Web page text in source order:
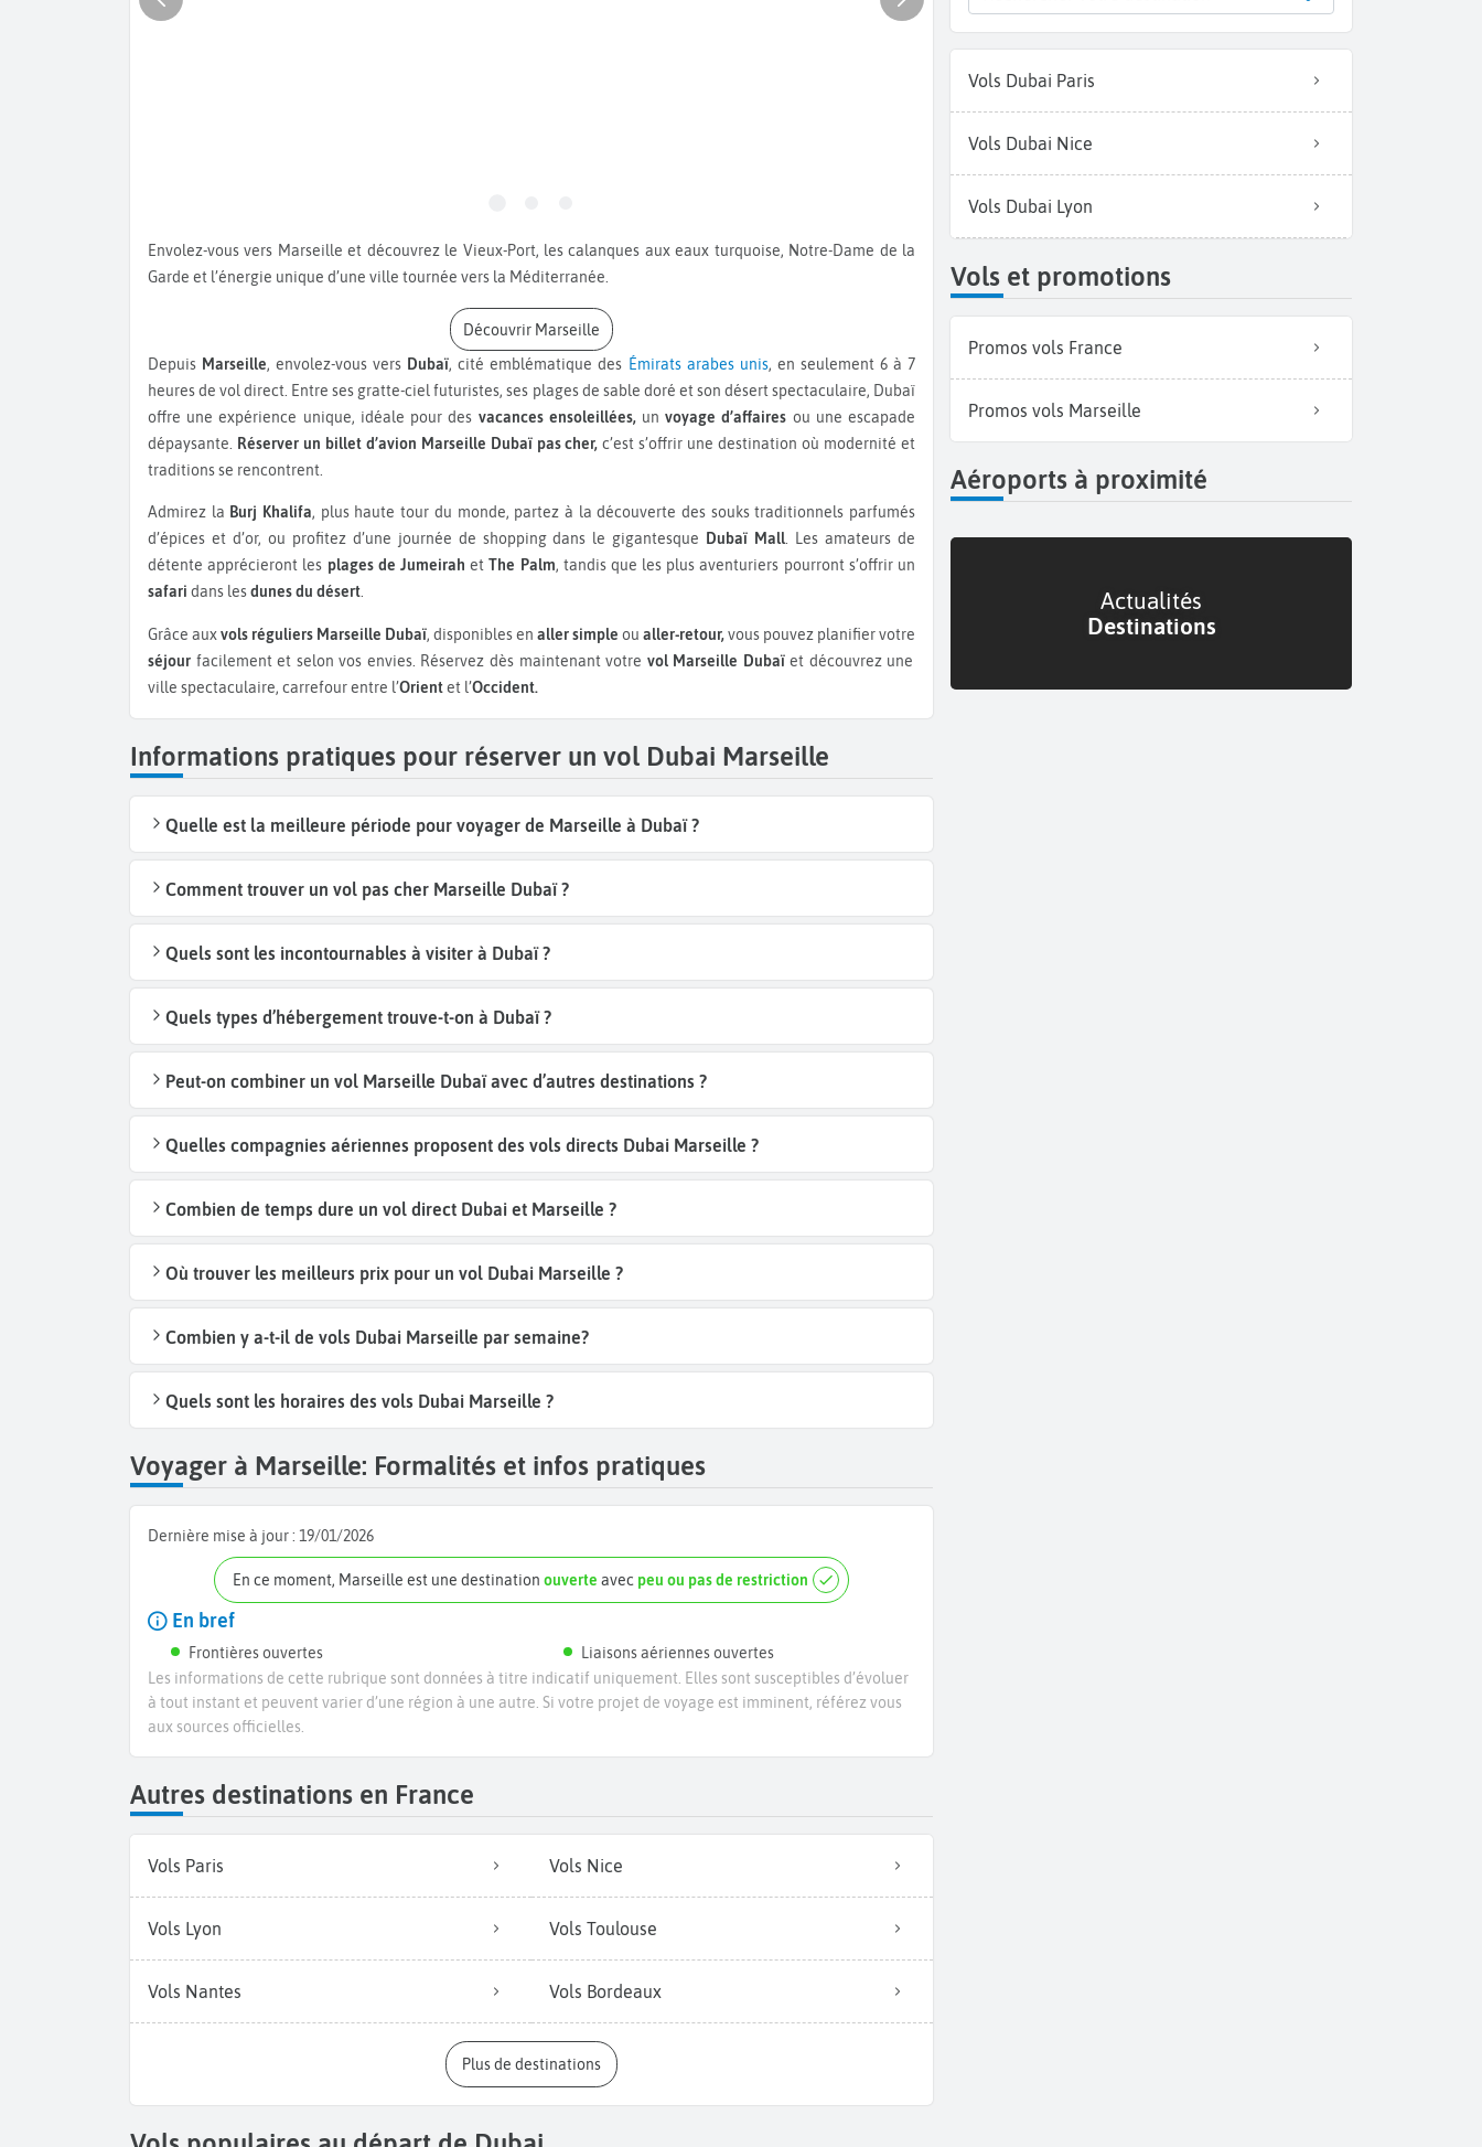
Envolez-vous vers Marseille et découvrez le Vieux-Port, les calanques aux eaux turquoise, Notre-Dame de la
Garde et l’énergie unique d’une ville tournée vers la Méditerranée.
Découvrir Marseille
Depuis Marseille, envolez-vous vers Dubaï, cité emblématique des Émirats arabes unis, en seulement 6 à 7
heures de vol direct. Entre ses gratte-ciel futuristes, ses plages de sable doré et son désert spectaculaire, Dubaï
offre une expérience unique, idéale pour des vacances ensoleillées,unvoyage d’affaires ou une escapade
dépaysante.
Réserver un billet d’avion Marseille Dubaï pas cher, c’est s’offrir une destination où modernité et
traditions se rencontrent.
Admirez la Burj Khalifa, plus haute tour du monde, partez à la découverte des souks traditionnels parfumés
d’épices et d’or, ou profitez d’une journée de shopping dans le gigantesque
Dubaï Mall. Les amateurs de
détente apprécieront les plages de Jumeirah etThe Palm, tandis que les plus aventuriers pourront s’offrir un
safari dans lesdunes du désert.
Grâce auxvols réguliers Marseille Dubaï, disponibles en aller simple ou aller-retour,vous pouvez planifier votre
séjour facilement et selon vos envies. Réservez dès maintenant votre vol Marseille Dubaïet découvrez une
ville spectaculaire, carrefour entre l’Orientet l’Occident.
Informations pratiques pour réserver un vol Dubai Marseille
Quelle est la meilleure période pour voyager de Marseille à Dubaï ?
Comment trouver un vol pas cher Marseille Dubaï ?
Quels sont les incontournables à visiter à Dubaï ?
Quels types d’hébergement trouve-t-on à Dubaï ?
Peut-on combiner un vol Marseille Dubaï avec d’autres destinations ?
Quelles compagnies aériennes proposent des vols directs Dubai Marseille ?
Combien de temps dure un vol direct Dubai et Marseille ?
Où trouver les meilleurs prix pour un vol Dubai Marseille ?
Combien y a-t-il de vols Dubai Marseille par semaine?
Quels sont les horaires des vols Dubai Marseille ?
Voyager à Marseille: Formalités et infos pratiques
Dernière mise à jour : 19/01/2026
En ce moment, Marseille est une destination ouverte avec peu ou pas de restriction
En bref
Frontières ouvertes
Liaisons aériennes ouvertes
Les informations de cette rubrique sont données à titre indicatif uniquement. Elles sont susceptibles d’évoluer
à tout instant et peuvent varier d’une région à une autre. Si votre projet de voyage est imminent, référez vous
aux sources officielles.
Autres destinations en France
Vols Paris Vols Nice
Vols Lyon Vols Toulouse
Vols Nantes Vols Bordeaux
Plus de destinations
Vols Dubai Paris
Vols Dubai Nice
Vols Dubai Lyon
Vols et promotions
Promos vols France
Promos vols Marseille
Aéroports à proximité
Actualités
Destinations